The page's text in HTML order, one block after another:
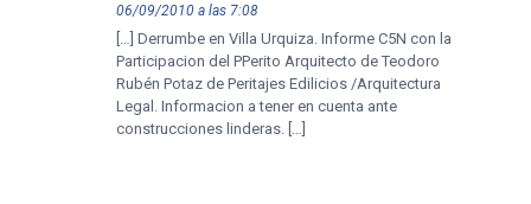
06/09/2010 a las 7:08
[…] Derrumbe en Villa Urquiza. Informe C5N con la
Participacion del PPerito Arquitecto de Teodoro
Rubén Potaz de Peritajes Edilicios /Arquitectura
Legal. Informacion a tener en cuenta ante
construcciones linderas. […]